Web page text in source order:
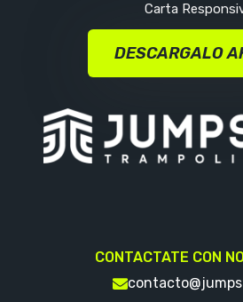
Carta
DESCARGALO
CONTACTATE CON